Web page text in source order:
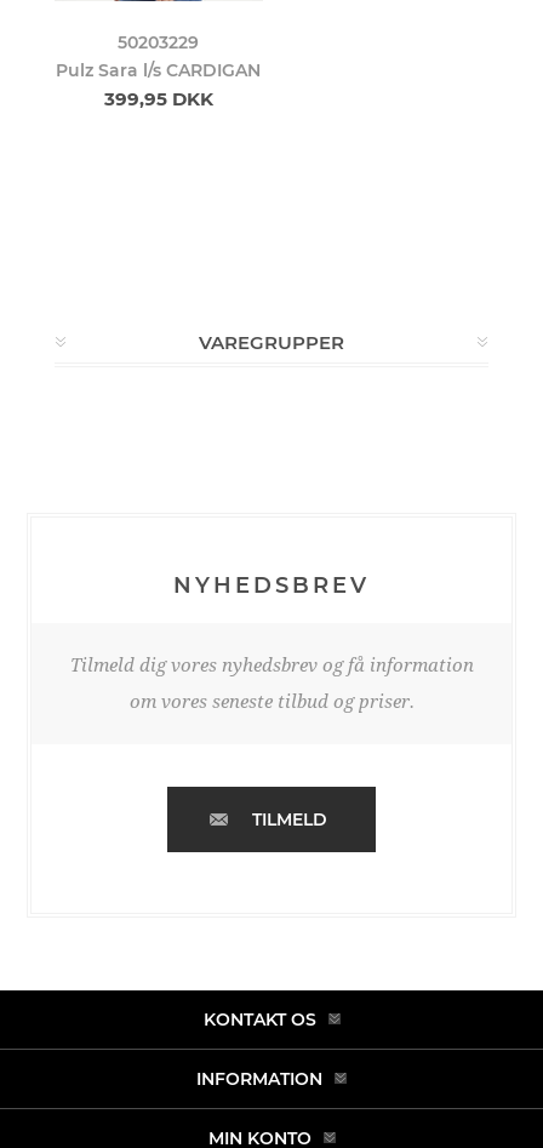
50203229
Pulz Sara l/s CARDIGAN
399,95 DKK
VAREGRUPPER
NYHEDSBREV
Tilmeld dig vores nyhedsbrev og få information
om vores seneste tilbud og priser.
TILMELD
KONTAKT OS
INFORMATION
MIN KONTO